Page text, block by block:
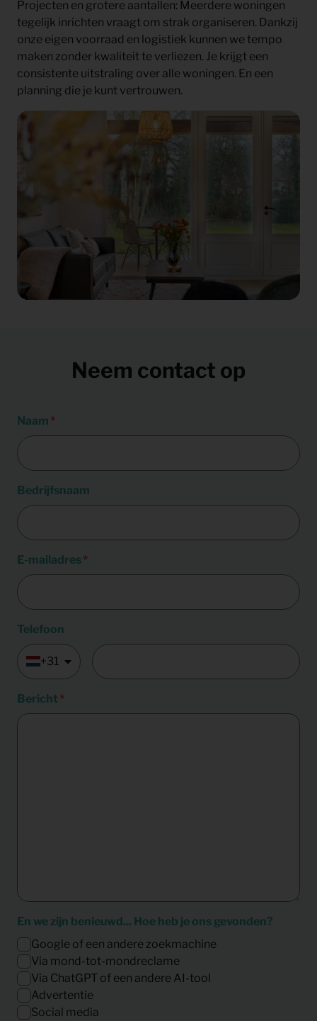
Projecten en grotere aantallen: Meerdere woningen
tegelijk inrichten vraagt om strak organiseren. Dankzij
onze eigen voorraad en logistiek kunnen we tempo
maken zonder kwaliteit te verliezen. Je krijgt een
consistente uitstraling over alle woningen. En een
planning die je kunt vertrouwen.
Neem contact op
Naam
Bedrijfsnaam
E-mailadres
Telefoon
+31
Bericht
En we zijn benieuwd... Hoe heb je ons gevonden?
Google of een andere zoekmachine
Via mond-tot-mondreclame
Via ChatGPT of een andere AI-tool
Advertentie
Social media